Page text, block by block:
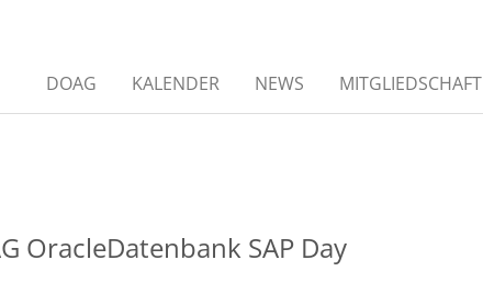
DOAG KALENDER NEWS MITGLIEDSCHAFT
OracleDatenbank SAP Day